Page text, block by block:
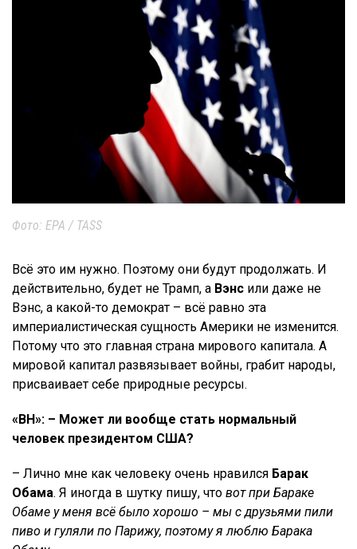
Фото: EPA / TASS
Всё это им нужно. Поэтому они будут продолжать. И
действительно, будет не Трамп, а Вэнс или даже не
Вэнс, а какой-то демократ – всё равно эта
империалистическая сущность Америки не изменится.
Потому что это главная страна мирового капитала. А
мировой капитал развязывает войны, грабит народы,
присваивает себе природные ресурсы.
«ВН»: – Может ли вообще стать нормальный
человек президентом США?
– Лично мне как человеку очень нравился Барак
Обама. Я иногда в шутку пишу, что вот при Бараке
Обаме у меня всё было хорошо – мы с друзьями пили
пиво и гуляли по Парижу, поэтому я люблю Барака